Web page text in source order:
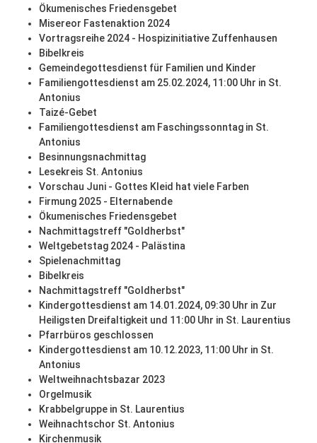
Ökumenisches Friedensgebet
Misereor Fastenaktion 2024
Vortragsreihe 2024 - Hospizinitiative Zuffenhausen
Bibelkreis
Gemeindegottesdienst für Familien und Kinder
Familiengottesdienst am 25.02.2024, 11:00 Uhr in St.
Antonius
Taizé-Gebet
Familiengottesdienst am Faschingssonntag in St.
Antonius
Besinnungsnachmittag
Lesekreis St. Antonius
Vorschau Juni - Gottes Kleid hat viele Farben
Firmung 2025 - Elternabende
Ökumenisches Friedensgebet
Nachmittagstreff "Goldherbst"
Weltgebetstag 2024 - Palästina
Spielenachmittag
Bibelkreis
Nachmittagstreff "Goldherbst"
Kindergottesdienst am 14.01.2024, 09:30 Uhr in Zur
Heiligsten Dreifaltigkeit und 11:00 Uhr in St. Laurentius
Pfarrbüros geschlossen
Kindergottesdienst am 10.12.2023, 11:00 Uhr in St.
Antonius
Weltweihnachtsbazar 2023
Orgelmusik
Krabbelgruppe in St. Laurentius
Weihnachtschor St. Antonius
Kirchenmusik